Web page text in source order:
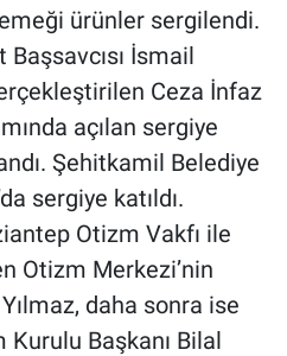
ürünler sergilendi.
İsmail
Ceza İnfaz
açılan sergiye
Şehitkamil Belediye
sergiye katıldı.
Otizm Vakfı ile
Otizm Merkezi’nin
daha sonra ise
Başkanı Bilal